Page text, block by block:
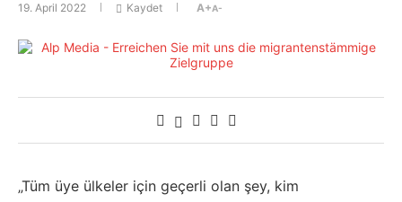
19. April 2022 Kaydet A+A-
„Tüm üye ülkeler için geçerli olan şey, kim